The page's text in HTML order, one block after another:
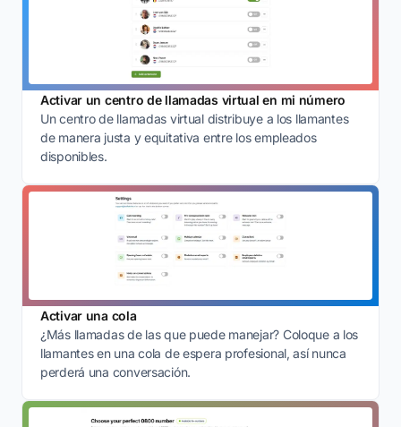
Activar un centro de llamadas virtual en mi número
Un centro de llamadas virtual distribuye a los llamantes
de manera justa y equitativa entre los empleados
disponibles.
Activar una cola
¿Más llamadas de las que puede manejar? Coloque a los
llamantes en una cola de espera profesional, así nunca
perderá una conversación.